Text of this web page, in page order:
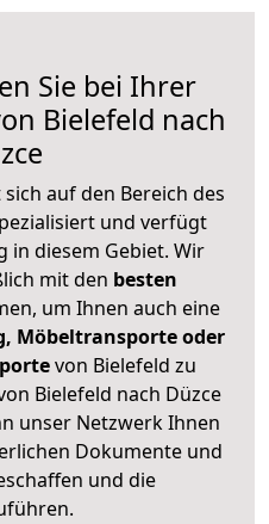
Sie bei Ihrer
Bielefeld nach
auf den Bereich des
und verfügt
in diesem Gebiet. Wir
mit den besten
um Ihnen auch eine
Möbeltransporte oder
von Bielefeld zu
Bielefeld nach Düzce
unser Netzwerk Ihnen
Dokumente und
und die